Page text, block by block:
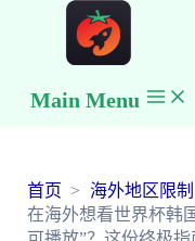
Main Menu
首页
海外地区限制
在海外想看世界杯韩